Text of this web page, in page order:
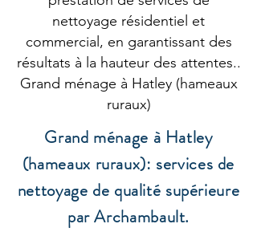
nettoyage résidentiel et
commercial, en garantissant des
résultats à la hauteur des attentes..
Grand ménage à Hatley (hameaux
ruraux)
Grand ménage à Hatley
(hameaux ruraux): services de
nettoyage de qualité supérieure
par Archambault.